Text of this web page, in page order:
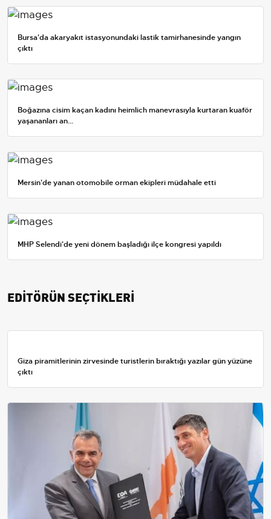
Bursa'da akaryakıt istasyonundaki lastik tamirhanesinde yangın
çıktı
Boğazına cisim kaçan kadını heimlich manevrasıyla kurtaran kuaför
yaşananları an...
Mersin'de yanan otomobile orman ekipleri müdahale etti
MHP Selendi'de yeni dönem başladığı ilçe kongresi yapıldı
EDİTÖRÜN SEÇTİKLERİ
Giza piramitlerinin zirvesinde turistlerin bıraktığı yazılar gün yüzüne
çıktı